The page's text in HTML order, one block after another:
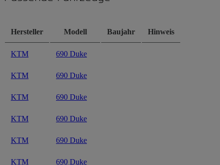
Hersteller Modell Baujahr Hinweis
KTM 690 Duke
KTM 690 Duke
KTM 690 Duke
KTM 690 Duke
KTM 690 Duke
KTM 690 Duke